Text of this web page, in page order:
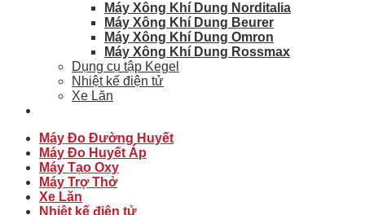
Máy Xông Khí Dung Norditalia
Máy Xông Khí Dung Beurer
Máy Xông Khí Dung Omron
Máy Xông Khí Dung Rossmax
Dụng cụ tập Kegel
Nhiệt kế điện tử
Xe Lăn
Máy Đo Đường Huyết
Máy Đo Huyết Áp
Máy Tạo Oxy
Máy Trợ Thở
Xe Lăn
Nhiệt kế điện tử